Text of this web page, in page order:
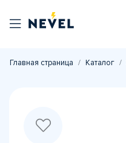
Главная страница Каталог